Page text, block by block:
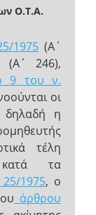
Ο.Τ.Α.
1975 (Α΄
(Α΄ 246),
9 του ν.
οι
δηλαδή η
τέλη
κατά τα
1975, ο
άρθρου